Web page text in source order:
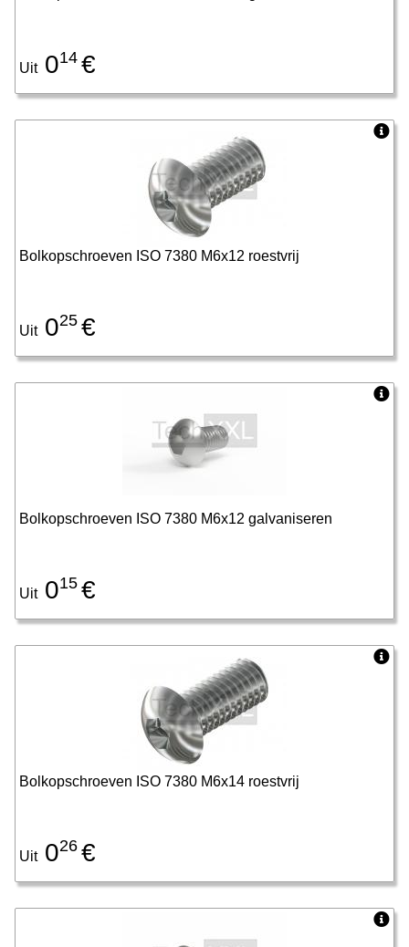
Uit014 €
Bolkopschroeven ISO 7380 M6x12 roestvrij
Uit025 €
Bolkopschroeven ISO 7380 M6x12 galvaniseren
Uit015 €
Bolkopschroeven ISO 7380 M6x14 roestvrij
Uit026 €